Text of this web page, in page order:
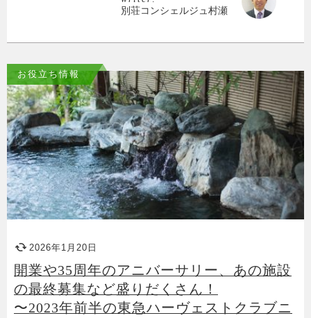
別荘コンシェルジュ村瀬
お役立ち情報
2026年1月20日
開業や35周年のアニバーサリー、あの施設
の最終募集など盛りだくさん！
〜2023年前半の東急ハーヴェストクラブニ